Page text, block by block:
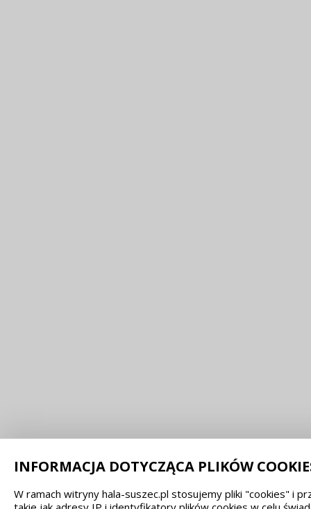
INFORMACJA DOTYCZĄCA PLIKÓW
W ramach witryny hala-suszec.pl stosujemy pliki "cookies" i